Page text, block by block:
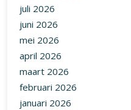
juli 2026
juni 2026
mei 2026
april 2026
maart 2026
februari 2026
januari 2026